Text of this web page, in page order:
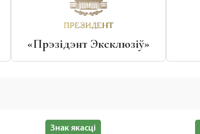
«Прэзідэнт Эксклюзіў»
Знак якасці